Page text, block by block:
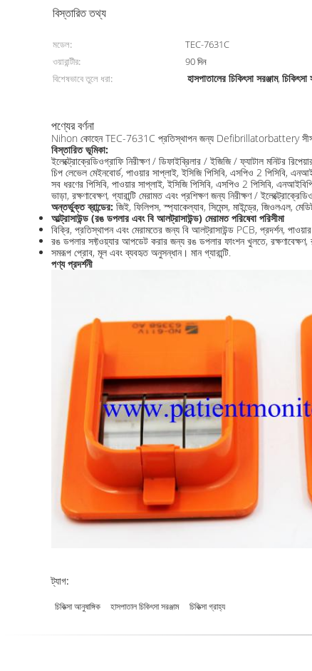
বিস্তারিত তথ্য
মডেল: TEC-7631C
ওয়ারান্টীর:
90 দিন
বিশেষভাবে তুলে ধরা:
হাসপাতালের চিকিৎসা সরঞ্জাম,চিকিৎসা
পণ্যের বর্ণনা
Nihon কোহেন TEC-7631C প্রতিস্থাপন জন্য Defibrillatorbattery
বিস্তারিত ভূমিকা:
ইলেক্ট্রোক্রেডিওগ্রাফি নিরীক্ষণ / ডিফাইব্রিলার / ইজিজি / ফ্যাটাল মনিটর
চিপ লেভেল মেইনবোর্ড, পাওয়ার সাপ্লাই, ইসিজি পিসিবি, এসপিও 2 পিসিবি,
সব ধরণের পিসিবি, পাওয়ার সাপ্লাই, ইসিজি পিসিবি, এসপিও 2 পিসিবি,
ভাড়া, রক্ষণাবেক্ষণ, গ্যারান্টি মেরামত এবং প্রশিক্ষণ জন্য নিরীক্ষণ /
অন্তর্ভুক্ত ব্রান্ডের: জিই, ফিলিপস, স্প্যাকেল্যাব, সিমেন্স, মাইন্ড্রে, জিওলএল,
আল্ট্রাসাউন্ড (রঙ ডপলার এবং বি আলট্রাসাউন্ড) মেরামত পরিষেবা পরিসীমা
বিক্রি, প্রতিস্থাপন এবং মেরামতের জন্য বি আলট্রাসাউন্ড PCB, প্রদর্শন,
রঙ ডপলার সফ্টওয়্যার আপডেট করার জন্য রঙ ডপলার ফাংশন খুলতে, রক্ষণাবেক্ষণ,
সমরূপ প্রোব, মূল এবং ব্যবহৃত অনুসন্ধান। মান গ্যারান্টি.
পণ্য প্রদর্শনী
ট্যাগ:
চিকিত্সা আনুষাঙ্গিক হাসপাতাল চিকিৎসা সরঞ্জাম চিকিত্সা গ্রাহ্য